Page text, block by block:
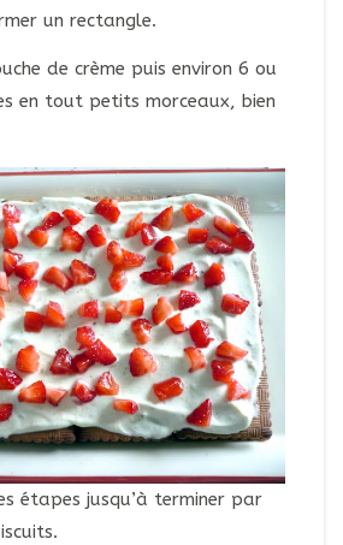
un rectangle.
de crème puis environ 6 ou
en tout petits morceaux, bien
étapes jusqu’à terminer par